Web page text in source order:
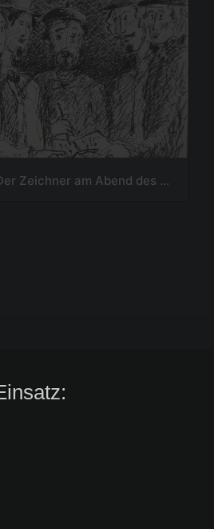
006 Der Zeichner am Abend des zunehmenden Mondes